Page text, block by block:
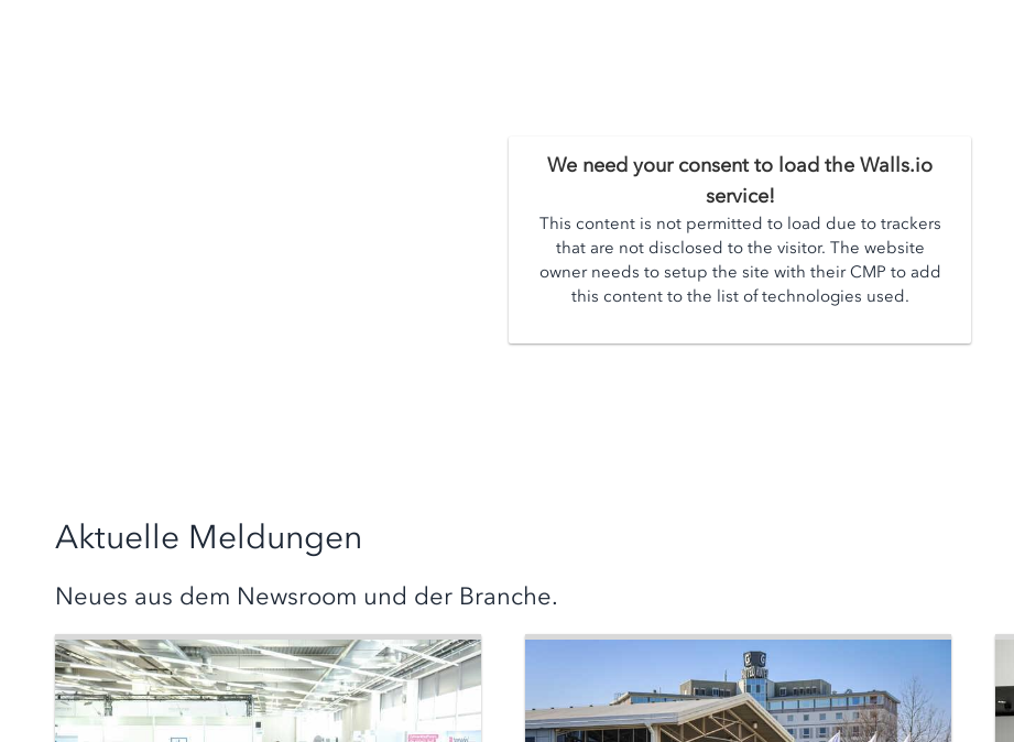
We need your consent to load the Walls.io
service!
This content is not permitted to load due to trackers
that are not disclosed to the visitor. The website
owner needs to setup the site with their CMP to add
this content to the list of technologies used.
Aktuelle Meldungen
Neues aus dem Newsroom und der Branche.